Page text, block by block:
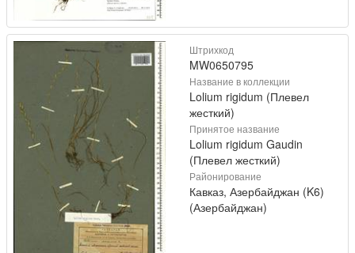
Штрихкод
MW0650795
Название в коллекции
Lolium rigidum (Плевел
жесткий)
Принятое название
Lolium rigidum Gaudin
(Плевел жесткий)
Районирование
Кавказ, Азербайджан (K6)
(Азербайджан)